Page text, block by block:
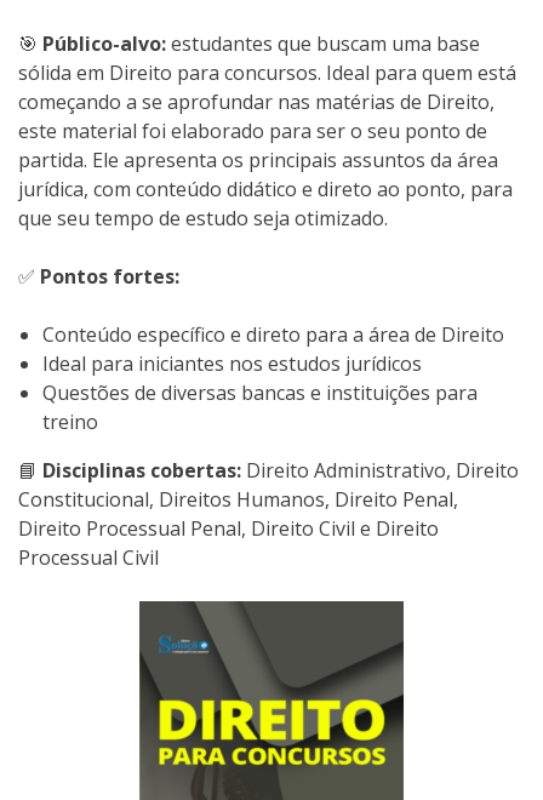
🎯 Público-alvo:estudantes que buscam uma base
sólida em Direito para concursos. Ideal para quem está
começando a se aprofundar nas matérias de Direito,
este material foi elaborado para ser o seu ponto de
partida. Ele apresenta os principais assuntos da área
jurídica, com conteúdo didático e direto ao ponto, para
que seu tempo de estudo seja otimizado.
✅ Pontos fortes:
Conteúdo específico e direto para a área de Direito
Ideal para iniciantes nos estudos jurídicos
Questões de diversas bancas e instituições para
treino
📘 Disciplinas cobertas: Direito Administrativo, Direito
Constitucional, Direitos Humanos, Direito Penal,
Direito Processual Penal, Direito Civil e Direito
Processual Civil